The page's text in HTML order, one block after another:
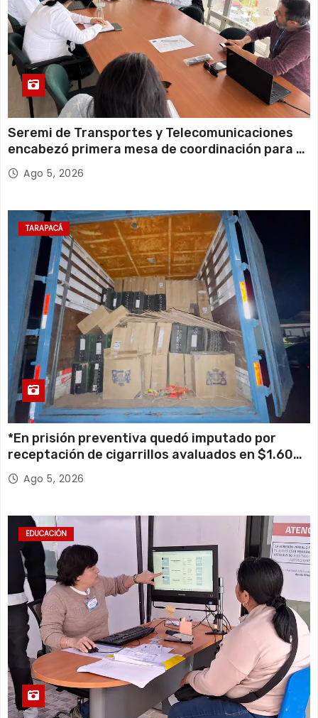
Seremi de Transportes y Telecomunicaciones
encabezó primera mesa de coordinación para el
retiro de cables en desuso en Iquique
Ago 5, 2026
TARAPACÁ
*En prisión preventiva quedó imputado por
receptación de cigarrillos avaluados en $1.600
millones*
Ago 5, 2026
EDUCACIÓN